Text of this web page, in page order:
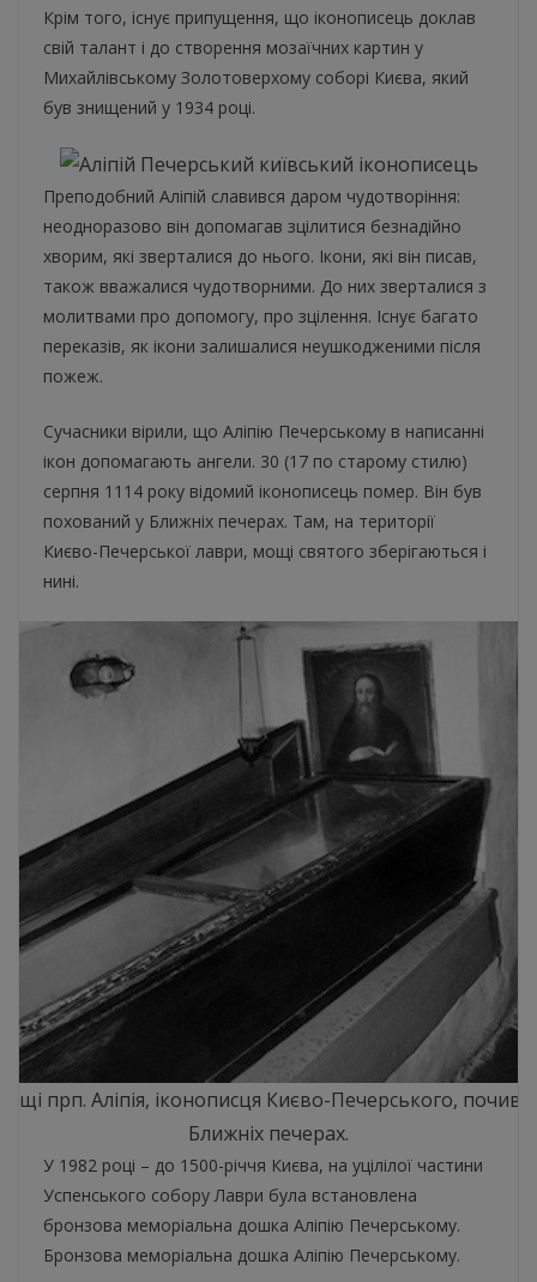
Крім того, існує припущення, що іконописець доклав
свій талант і до створення мозаїчних картин у
Михайлівському Золотоверхому соборі Києва, який
був знищений у 1934 році.
Преподобний Аліпій славився даром чудотворіння:
неодноразово він допомагав зцілитися безнадійно
хворим, які зверталися до нього. Ікони, які він писав,
також вважалися чудотворними. До них зверталися з
молитвами про допомогу, про зцілення. Існує багато
переказів, як ікони залишалися неушкодженими після
пожеж.
Сучасники вірили, що Аліпію Печерському в написанні
ікон допомагають ангели. 30 (17 по старому стилю)
серпня 1114 року відомий іконописець помер. Він був
похований у Ближніх печерах. Там, на території
Києво-Печерської лаври, мощі святого зберігаються і
нині.
прп. Аліпія, іконописця Києво-Печерського,
Ближніх печерах.
У 1982 році – до 1500-річчя Києва, на уцілілої частини
Успенського собору Лаври була встановлена
бронзова меморіальна дошка Аліпію Печерському.
Бронзова меморіальна дошка Аліпію Печерському.